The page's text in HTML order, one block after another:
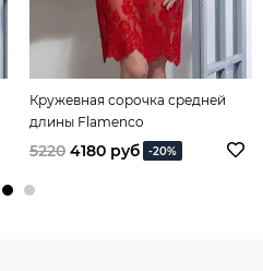
Кружевная сорочка средней
длины Flamenco
5220 4180 руб -20%